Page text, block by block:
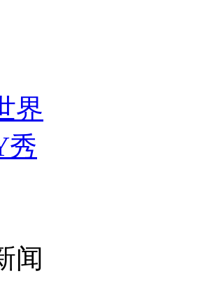
战”
急速倒车逃窜
界
秀
闻